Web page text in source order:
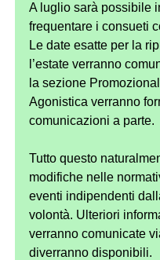
A luglio sarà possibile
frequentare i consueti
Le date esatte per la
l’estate verranno
la sezione
Agonistica verranno
comunicazioni a parte.
Tutto questo
modifiche nelle
eventi indipendenti
volontà. Ulteriori
verranno comunicate
diverranno disponibili.